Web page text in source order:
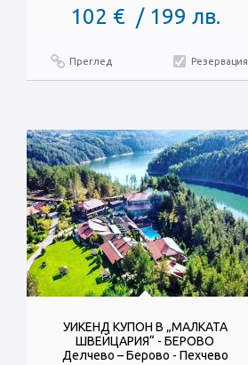
102 € / 199 лв.
Преглед Резервация
УИКЕНД КУПОН В „МАЛКАТА
ШВЕЙЦАРИЯ“ - БЕРОВО
Делчево – Берово - Пехчево